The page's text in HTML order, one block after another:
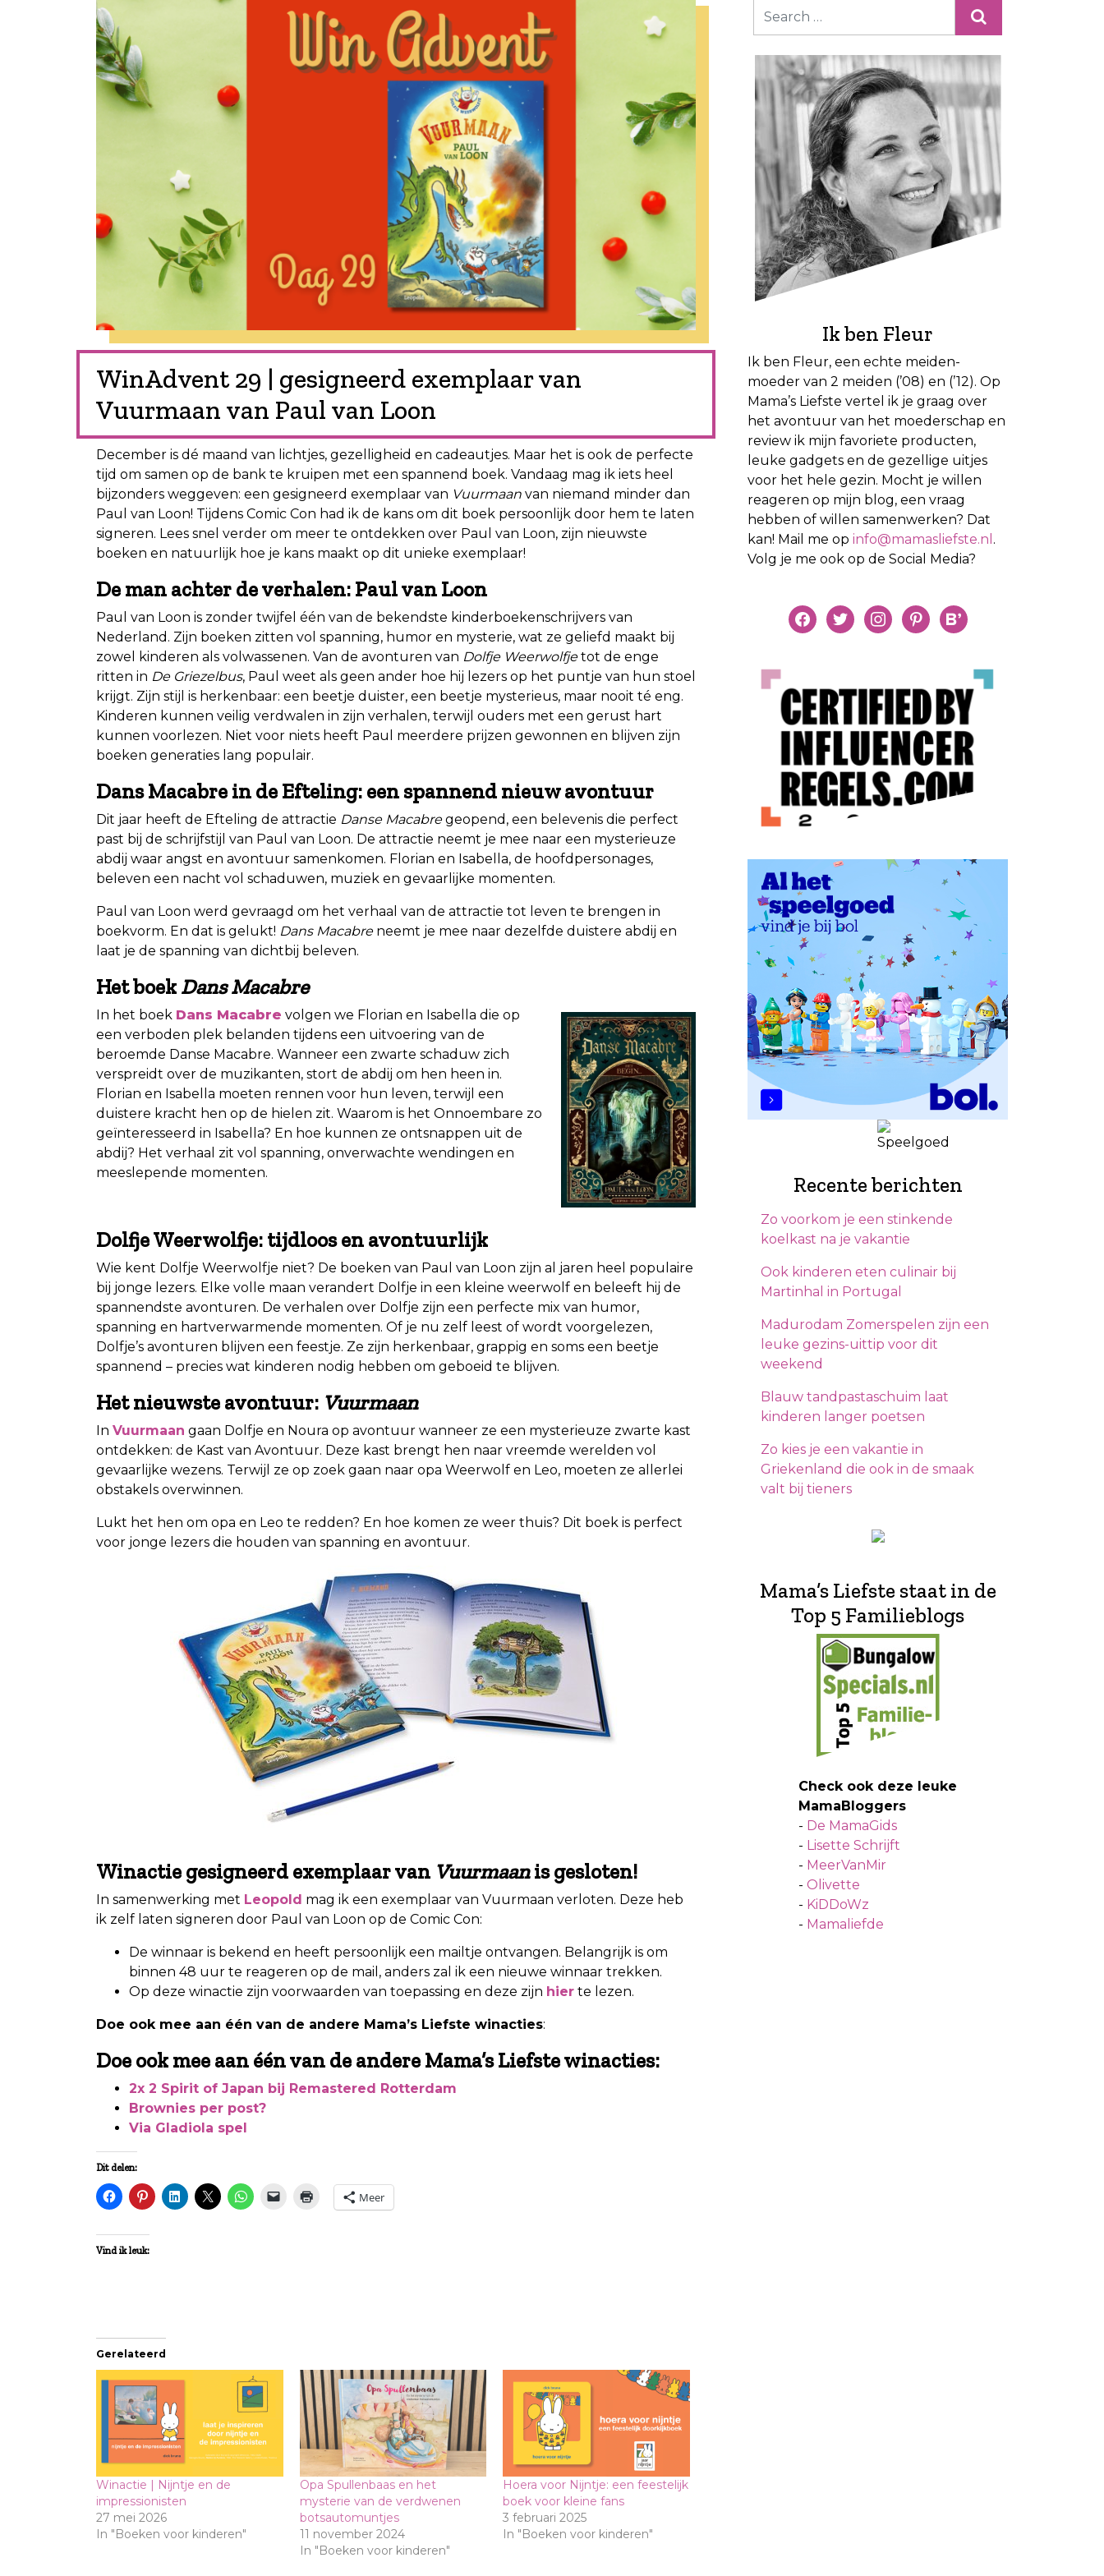
WinAdvent 29 | gesigneerd exemplaar van
Vuurmaan van Paul van Loon
December is dé maand van lichtjes, gezelligheid en cadeautjes. Maar het is ook de perfecte
tijd om samen op de bank te kruipen met een spannend boek. Vandaag mag ik iets heel
bijzonders weggeven: een gesigneerd exemplaar van Vuurmaan van niemand minder dan
Paul van Loon! Tijdens Comic Con had ik de kans om dit boek persoonlijk door hem te laten
signeren. Lees snel verder om meer te ontdekken over Paul van Loon, zijn nieuwste
boeken en natuurlijk hoe je kans maakt op dit unieke exemplaar!
De man achter de verhalen: Paul van Loon
Paul van Loon is zonder twijfel één van de bekendste kinderboekenschrijvers van
Nederland. Zijn boeken zitten vol spanning, humor en mysterie, wat ze geliefd maakt bij
zowel kinderen als volwassenen. Van de avonturen van Dolfje Weerwolfjetot de enge
ritten in De Griezelbus, Paul weet als geen ander hoe hij lezers op het puntje van hun stoel
krijgt. Zijn stijl is herkenbaar: een beetje duister, een beetje mysterieus, maar nooit té eng.
Kinderen kunnen veilig verdwalen in zijn verhalen, terwijl ouders met een gerust hart
kunnen voorlezen. Niet voor niets heeft Paul meerdere prijzen gewonnen en blijven zijn
boeken generaties lang populair.
Dans Macabre in de Efteling: een spannend nieuw avontuur
Dit jaar heeft de Efteling de attractie Danse Macabregeopend, een belevenis die perfect
past bij de schrijfstijl van Paul van Loon. De attractie neemt je mee naar een mysterieuze
abdij waar angst en avontuur samenkomen. Florian en Isabella, de hoofdpersonages,
beleven een nacht vol schaduwen, muziek en gevaarlijke momenten.
Paul van Loon werd gevraagd om het verhaal van de attractie tot leven te brengen in
boekvorm. En dat is gelukt! Dans Macabreneemt je mee naar dezelfde duistere abdij en
laat je de spanning van dichtbij beleven.
Het boek Dans Macabre
In het boek Dans Macabre volgen we Florian en Isabella die op
een verboden plek belanden tijdens een uitvoering van de
beroemde Danse Macabre. Wanneer een zwarte schaduw zich
verspreidt over de muzikanten, stort de abdij om hen heen in.
Florian en Isabella moeten rennen voor hun leven, terwijl een
duistere kracht hen op de hielen zit. Waarom is het Onnoembare zo
geïnteresseerd in Isabella? En hoe kunnen ze ontsnappen uit de
abdij? Het verhaal zit vol spanning, onverwachte wendingen en
meeslepende momenten.
Dolfje Weerwolfje: tijdloos en avontuurlijk
Wie kent Dolfje Weerwolfje niet? De boeken van Paul van Loon zijn al jaren heel populaire
bij jonge lezers. Elke volle maan verandert Dolfje in een kleine weerwolf en beleeft hij de
spannendste avonturen. De verhalen over Dolfje zijn een perfecte mix van humor,
spanning en hartverwarmende momenten. Of je nu zelf leest of wordt voorgelezen,
Dolfje’s avonturen blijven een feestje. Ze zijn herkenbaar, grappig en soms een beetje
spannend – precies wat kinderen nodig hebben om geboeid te blijven.
Het nieuwste avontuur: Vuurmaan
In Vuurmaan gaan Dolfje en Noura op avontuur wanneer ze een mysterieuze zwarte kast
ontdekken: de Kast van Avontuur. Deze kast brengt hen naar vreemde werelden vol
gevaarlijke wezens. Terwijl ze op zoek gaan naar opa Weerwolf en Leo, moeten ze allerlei
obstakels overwinnen.
Lukt het hen om opa en Leo te redden? En hoe komen ze weer thuis? Dit boek is perfect
voor jonge lezers die houden van spanning en avontuur.
Winactie gesigneerd exemplaar van Vuurmaanis gesloten!
In samenwerking met Leopold mag ik een exemplaar van Vuurmaan verloten. Deze heb
ik zelf laten signeren door Paul van Loon op de Comic Con:
De winnaar is bekend en heeft persoonlijk een mailtje ontvangen. Belangrijk is om
binnen 48 uur te reageren op de mail, anders zal ik een nieuwe winnaar trekken.
Op deze winactie zijn voorwaarden van toepassing en deze zijn hier te lezen.
Doe ook mee aan één van de andere Mama’s Liefste winacties:
Doe ook mee aan één van de andere Mama’s Liefste winacties:
2x 2 Spirit of Japan bij Remastered Rotterdam
Brownies per post?
Via Gladiola spel
Dit delen:
Meer
Vind ik leuk:
Gerelateerd
Winactie | Nijntje en de
impressionisten
27 mei 2026
In "Boeken voor kinderen"
Opa Spullenbaas en het
mysterie van de verdwenen
botsautomuntjes
11 november 2024
In "Boeken voor kinderen"
Hoera voor Nijntje: een feestelijk
boek voor kleine fans
3 februari 2025
In "Boeken voor kinderen"
Ik ben Fleur
Ik ben Fleur, een echte meiden-
moeder van 2 meiden (’08) en (’12). Op
Mama’s Liefste vertel ik je graag over
het avontuur van het moederschap en
review ik mijn favoriete producten,
leuke gadgets en de gezellige uitjes
voor het hele gezin. Mocht je willen
reageren op mijn blog, een vraag
hebben of willen samenwerken? Dat
kan! Mail me op info@mamasliefste.nl .
Volg je me ook op de Social Media?
facebooktwitterinstagrampinterestbloglovin
Recente berichten
Zo voorkom je een stinkende
koelkast na je vakantie
Ook kinderen eten culinair bij
Martinhal in Portugal
Madurodam Zomerspelen zijn een
leuke gezins-uittip voor dit
weekend
Blauw tandpastaschuim laat
kinderen langer poetsen
Zo kies je een vakantie in
Griekenland die ook in de smaak
valt bij tieners
Mama’s Liefste staat in de
Top 5 Familieblogs
Check ook deze leuke
MamaBloggers
- De MamaGids
- Lisette Schrijft
- MeerVanMir
- Olivette
- KiDDoWz
- Mamaliefde